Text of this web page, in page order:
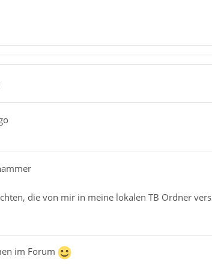
die von mir in meine lokalen TB Ordner
im Forum